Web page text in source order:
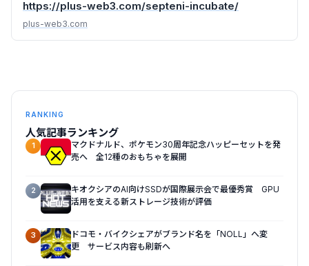
https://plus-web3.com/septeni-incubate/
plus-web3.com
RANKING
人気記事ランキング
1
マクドナルド、ポケモン30周年記念ハッピーセットを発
売へ 全12種のおもちゃを展開
2
キオクシアのAI向けSSDが国際展示会で最優秀賞 GPU
活用を支える新ストレージ技術が評価
3
ドコモ・バイクシェアがブランド名を「NOLL」へ変
更 サービス内容も刷新へ